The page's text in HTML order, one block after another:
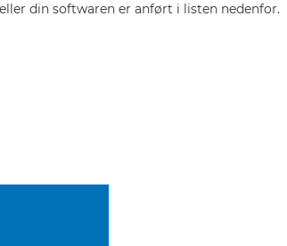
din softwaren er anført i listen nedenfor.